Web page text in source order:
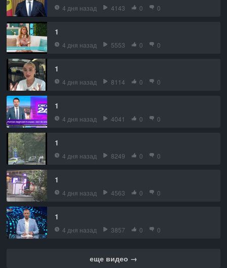
4 дня назад 4143 0 0
1
4 дня назад 5553 0 0
1
4 дня назад 8114 0 0
1
4 дня назад 4041 0 0
1
4 дня назад 8249 0 0
1
4 дня назад 4563 0 0
1
4 дня назад 3857 0 0
еще видео →